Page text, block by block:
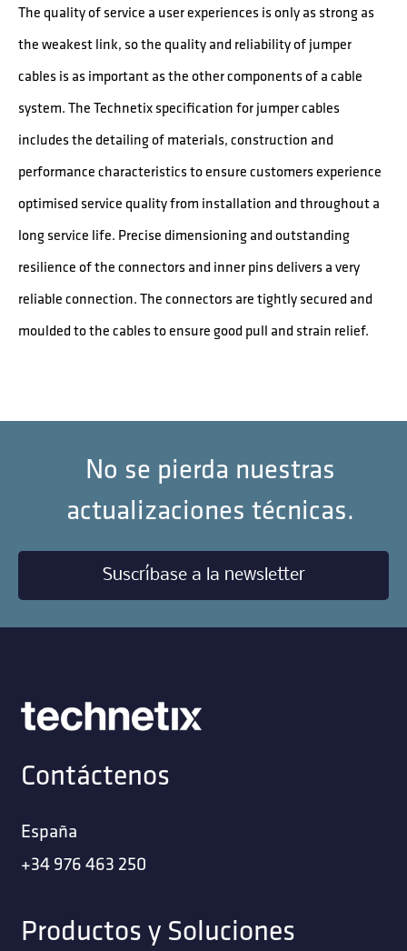
The quality of service a user experiences is only as strong as
the weakest link, so the quality and reliability of jumper
cables is as important as the other components of a cable
system. The Technetix specification for jumper cables
includes the detailing of materials, construction and
performance characteristics to ensure customers experience
optimised service quality from installation and throughout a
long service life. Precise dimensioning and outstanding
resilience of the connectors and inner pins delivers a very
reliable connection. The connectors are tightly secured and
moulded to the cables to ensure good pull and strain relief.
No se pierda nuestras
actualizaciones técnicas.
Suscríbase a la newsletter
Contáctenos
España
+34 976 463 250
Productos y Soluciones